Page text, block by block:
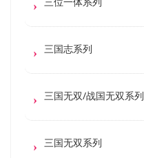
三国志系列
三国无双/战国无双系列
三国无双系列